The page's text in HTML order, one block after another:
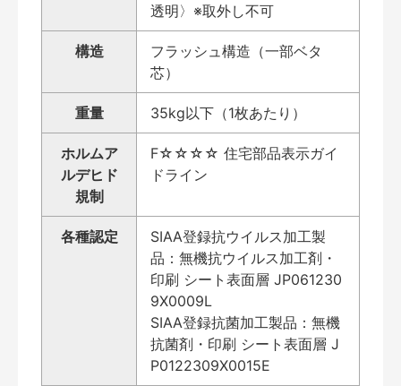
透明〉※取外し不可
構造
フラッシュ構造（一部ベタ
芯）
重量 35kg以下（1枚あたり）
ホルムア
ルデヒド
規制
F☆☆☆☆ 住宅部品表示ガイ
ドライン
各種認定
SIAA登録抗ウイルス加工製
品：無機抗ウイルス加工剤・
印刷 シート表面層 JP061230
9X0009L
SIAA登録抗菌加工製品：無機
抗菌剤・印刷 シート表面層 J
P0122309X0015E